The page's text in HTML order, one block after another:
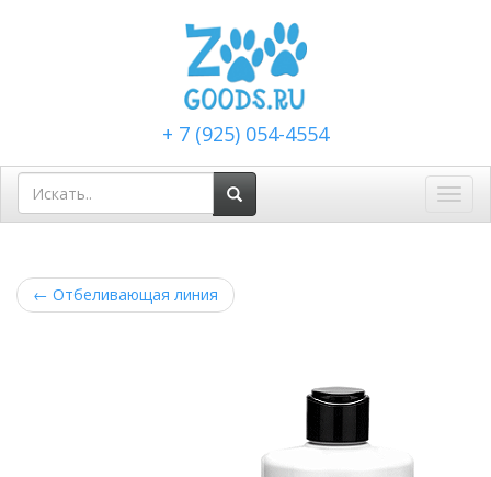
+ 7 (925) 054-4554
← Отбеливающая линия